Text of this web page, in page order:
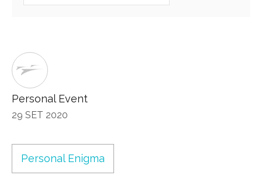
Personal Event
29 SET 2020
Personal Enigma